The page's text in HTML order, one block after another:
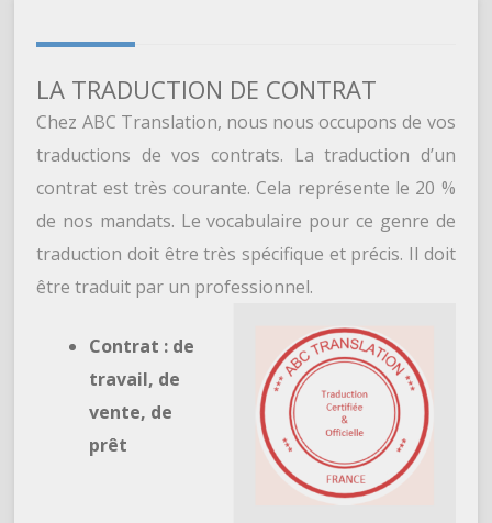
LA TRADUCTION DE CONTRAT
Chez ABC Translation, nous nous occupons de vos
traductions de vos contrats. La traduction d’un
contrat est très courante. Cela représente le 20 %
de nos mandats. Le vocabulaire pour ce genre de
traduction doit être très spécifique et précis. Il doit
être traduit par un professionnel.
Contrat : de
travail, de
vente, de
prêt